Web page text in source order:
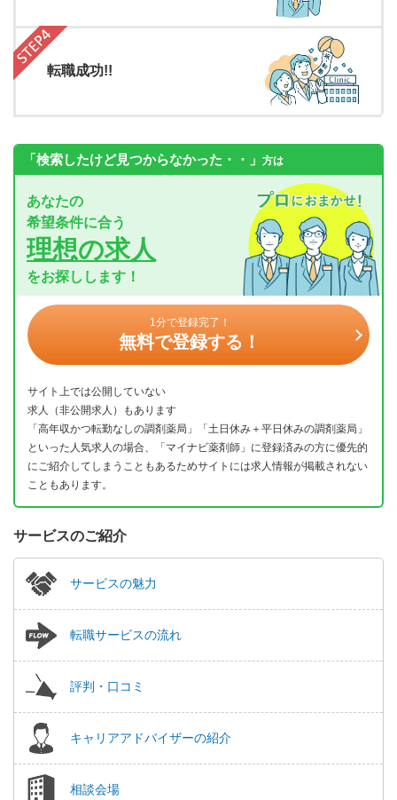
転職成功!!
「検索したけど見つからなかった・・」 方は
あなたの
希望条件に合う
理想の求人
をお探しします！
1分で登録完了！
無料で登録する！
サイト上では公開していない
求人（非公開求人）もあります
「高年収かつ転勤なしの調剤薬局」「土日休み＋平日休みの調剤薬局」
といった人気求人の場合、「マイナビ薬剤師」に登録済みの方に優先的
にご紹介してしまうこともあるためサイトには求人情報が掲載されない
こともあります。
サービスのご紹介
サービスの魅力
転職サービスの流れ
評判・口コミ
キャリアアドバイザーの紹介
相談会場